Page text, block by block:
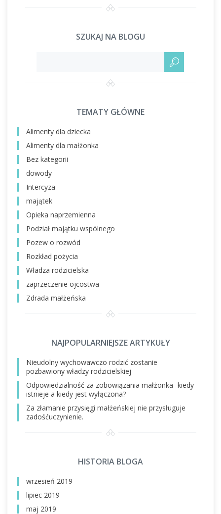
SZUKAJ NA BLOGU
TEMATY GŁÓWNE
Alimenty dla dziecka
Alimenty dla małżonka
Bez kategorii
dowody
Intercyza
majątek
Opieka naprzemienna
Podział majątku wspólnego
Pozew o rozwód
Rozkład pożycia
Władza rodzicielska
zaprzeczenie ojcostwa
Zdrada małżeńska
NAJPOPULARNIEJSZE ARTYKUŁY
Nieudolny wychowawczo rodzić zostanie
pozbawiony władzy rodzicielskiej
Odpowiedzialność za zobowiązania małżonka- kiedy
istnieje a kiedy jest wyłączona?
Za złamanie przysięgi małżeńskiej nie przysługuje
zadośćuczynienie.
HISTORIA BLOGA
wrzesień 2019
lipiec 2019
maj 2019